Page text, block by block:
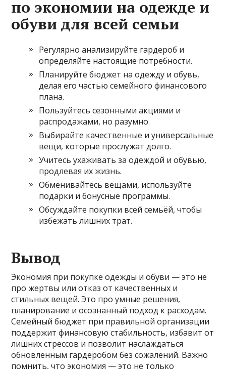
по экономии на одежде и
обуви для всей семьи
Регулярно анализируйте гардероб и
определяйте настоящие потребности.
Планируйте бюджет на одежду и обувь,
делая его частью семейного финансового
плана.
Пользуйтесь сезонными акциями и
распродажами, но разумно.
Выбирайте качественные и универсальные
вещи, которые прослужат долго.
Учитесь ухаживать за одеждой и обувью,
продлевая их жизнь.
Обменивайтесь вещами, используйте
подарки и бонусные программы.
Обсуждайте покупки всей семьёй, чтобы
избежать лишних трат.
Вывод
Экономия при покупке одежды и обуви — это не
про жертвы или отказ от качественных и
стильных вещей. Это про умные решения,
планирование и осознанный подход к расходам.
Семейный бюджет при правильной организации
поддержит финансовую стабильность, избавит от
лишних стрессов и позволит наслаждаться
обновленным гардеробом без сожалений. Важно
помнить, что экономия — это не только